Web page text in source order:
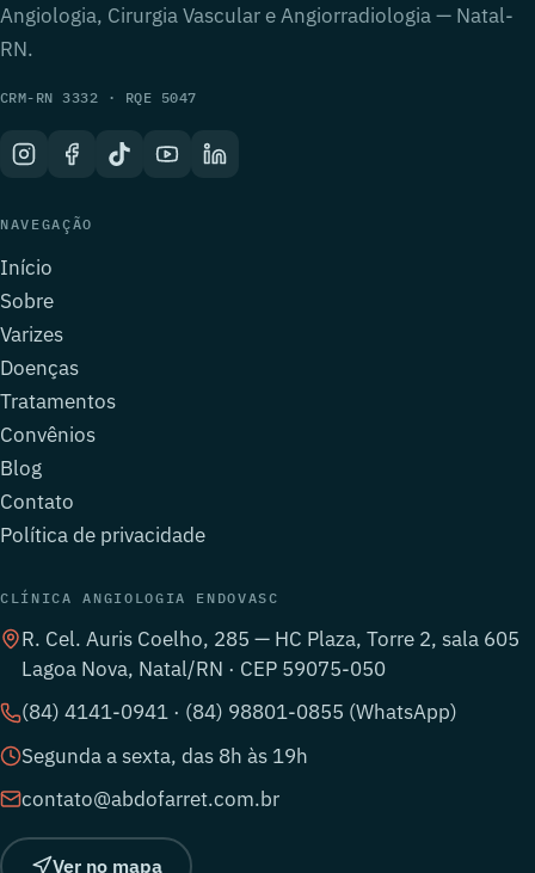
Angiologia, Cirurgia Vascular e Angiorradiologia — Natal-
RN.
CRM-RN 3332 · RQE 5047
NAVEGAÇÃO
Início
Sobre
Varizes
Doenças
Tratamentos
Convênios
Blog
Contato
Política de privacidade
CLÍNICA ANGIOLOGIA ENDOVASC
R. Cel. Auris Coelho, 285 — HC Plaza, Torre 2, sala 605
Lagoa Nova, Natal/RN · CEP 59075-050
(84) 4141-0941 · (84) 98801-0855 (WhatsApp)
Segunda a sexta, das 8h às 19h
contato@abdofarret.com.br
Ver no mapa